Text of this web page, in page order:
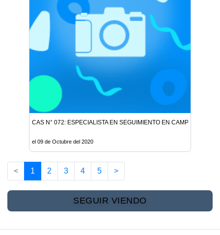
CAS N° 072: ESPECIALISTA EN SEGUIMIENTO EN CAMPO II
el 09 de Octubre del 2020
< 1 2 3 4 5 >
SEGUIR VIENDO